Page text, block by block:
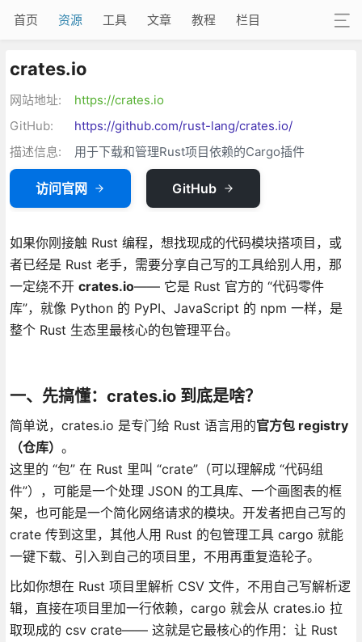
首页 资源 工具 文章 教程 栏目
crates.io
网站地址:
https://crates.io
GitHub:
https://github.com/rust-lang/crates.io/
描述信息:
用于下载和管理Rust项目依赖的Cargo插件
访问官网 GitHub
如果你刚接触 Rust 编程，想找现成的代码模块搭项目，或
者已经是 Rust 老手，需要分享自己写的工具给别人用，那
一定绕不开 crates.io—— 它是 Rust 官方的 “代码零件
库”，就像 Python 的 PyPI、JavaScript 的 npm 一样，是
整个 Rust 生态里最核心的包管理平台。
一、先搞懂：crates.io 到底是啥？
简单说，crates.io 是专门给 Rust 语言用的官方包 registry
（仓库） 。
这里的 “包” 在 Rust 里叫 “crate”（可以理解成 “代码组
件”），可能是一个处理 JSON 的工具库、一个画图表的框
架，也可能是一个简化网络请求的模块。开发者把自己写的
crate 传到这里，其他人用 Rust 的包管理工具 cargo 就能
一键下载、引入到自己的项目里，不用再重复造轮子。
比如你想在 Rust 项目里解析 CSV 文件，不用自己写解析逻
辑，直接在项目里加一行依赖，cargo 就会从 crates.io 拉
取现成的 csv crate—— 这就是它最核心的作用：让 Rust